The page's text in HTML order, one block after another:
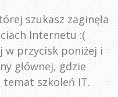
szukasz zaginęła
Internetu :(
w przycisk poniżej i
głównej, gdzie
temat szkoleń IT.